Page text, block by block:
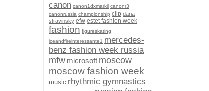
canon canon1dxmarkii canonr3
canonrussia championship clip daria
stravinsky efw estet fashion week
fashion figureskating
iceandfireinteressante1 mercedes-
benz fashion week russia
mfw microsoft moscow
moscow fashion week
music rhythmic gymnastics